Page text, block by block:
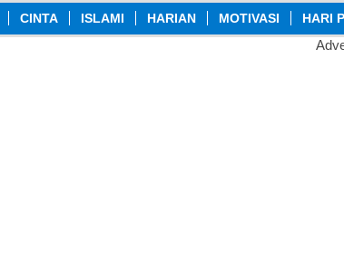
CINTA ISLAMI HARIAN MOTIVASI HARI